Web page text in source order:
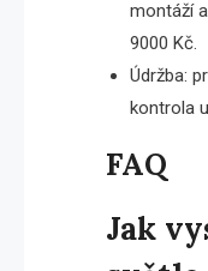
montáží
9000 Kč.
Údržba:
kontrola
FAQ
Jak